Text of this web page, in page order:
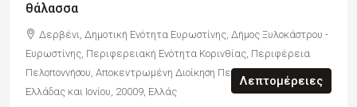
θάλασσα
Δερβένι, Δημοτική Ενότητα Ευρωστίνης, Δήμος Ξυλοκάστρου -
Ευρωστίνης, Περιφερειακή Ενότητα Κορινθίας, Περιφέρεια
Πελοποννήσου, Αποκεντρωμένη Διοίκηση Πελοποννήσου, Δυτικής
Ελλάδας και Ιονίου, 20009, Ελλάς
Λεπτομέρειες